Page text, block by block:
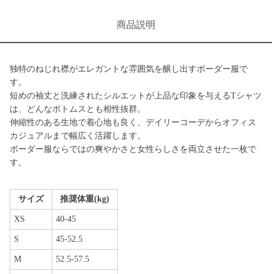
商品説明
独特のねじれ襟がエレガントな雰囲気を醸し出すボーダー服で
す。
短めの袖丈と洗練されたシルエットが上品な印象を与えるTシャツ
は、どんなボトムスとも相性抜群。
伸縮性のある生地で着心地も良く、デイリーコーデからオフィス
カジュアルまで幅広く活躍します。
ボーダー服ならではの爽やかさと女性らしさを両立させた一枚で
す。
サイズ 推奨体重(kg)
XS 40-45
S 45-52.5
M 52.5-57.5